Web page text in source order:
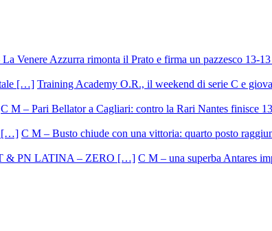
Venere Azzurra rimonta il Prato e firma un pazzesco 13-13
Training Academy O.R., il weekend di serie C e
C M – Pari Bellator a Cagliari: contro la Rari Nantes finisce
C M – Busto chiude con una vittoria: quarto posto
C M – una superba Antares